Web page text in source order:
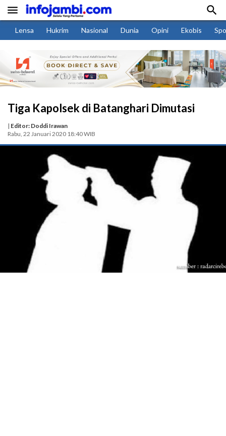
 
Lensa Hukrim Nasional Dunia Opini Ekobis
Tiga Kapolsek di Batanghari Dimutasi
| Editor: Doddi Irawan
Rabu, 22 Januari 2020 18:40 WIB